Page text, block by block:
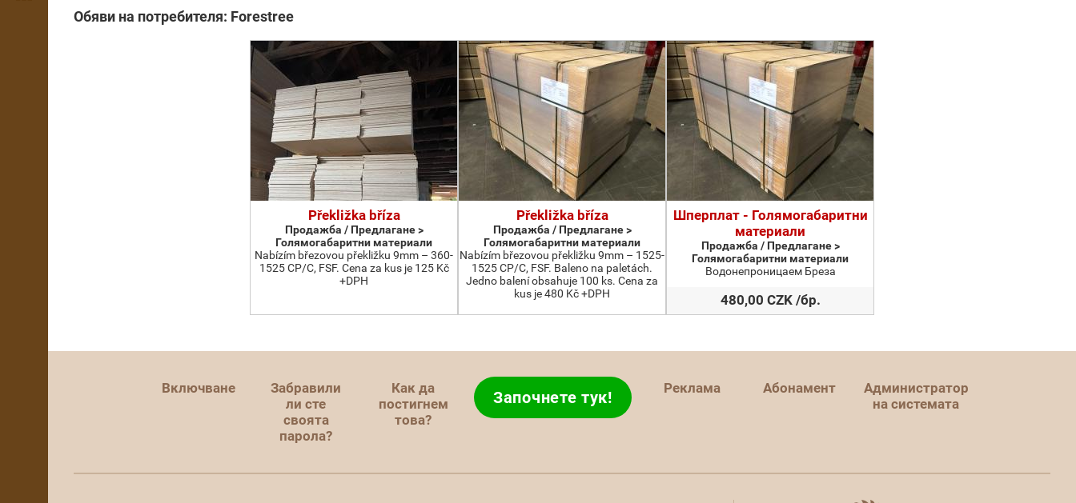
Обяви на потребителя: Forestree
Překližka bříza
Продажба / Предлагане >
Голямогабаритни материали
Nabízím březovou překližku 9mm – 360-
1525 CP/C, FSF. Cena za kus je 125 Kč
+DPH
Překližka bříza
Продажба / Предлагане >
Голямогабаритни материали
Nabízím březovou překližku 9mm – 1525-
1525 CP/C, FSF. Baleno na paletách.
Jedno balení obsahuje 100 ks. Cena za
kus je 480 Kč +DPH
Шперплат - Голямогабаритни
материали
Продажба / Предлагане >
Голямогабаритни материали
Водонепроницаем Бреза
480,00 CZK /бр.
Включване
Забравили
ли сте
своята
парола?
Как да
постигнем
това?
Започнете тук! Реклама Абонамент
Администратор
на системата